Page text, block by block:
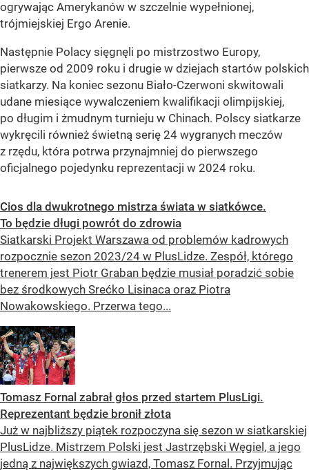
ogrywając Amerykanów w szczelnie wypełnionej,
trójmiejskiej Ergo Arenie.
Następnie Polacy sięgnęli po mistrzostwo Europy,
pierwsze od 2009 roku i drugie w dziejach startów polskich
siatkarzy. Na koniec sezonu Biało-Czerwoni skwitowali
udane miesiące wywalczeniem kwalifikacji olimpijskiej,
po długim i żmudnym turnieju w Chinach. Polscy siatkarze
wykręcili również świetną serię 24 wygranych meczów
z rzędu, która potrwa przynajmniej do pierwszego
oficjalnego pojedynku reprezentacji w 2024 roku.
Cios dla dwukrotnego mistrza świata w siatkówce.
To będzie długi powrót do zdrowia
Siatkarski Projekt Warszawa od problemów kadrowych
rozpocznie sezon 2023/24 w PlusLidze. Zespół, którego
trenerem jest Piotr Graban będzie musiał poradzić sobie
bez środkowych Srećko Lisinaca oraz Piotra
Nowakowskiego. Przerwa tego...
Tomasz Fornal zabrał głos przed startem PlusLigi.
Reprezentant będzie bronił złota
Już w najbliższy piątek rozpoczyna się sezon w siatkarskiej
PlusLidze. Mistrzem Polski jest Jastrzębski Węgiel, a jego
jedną z największych gwiazd, Tomasz Fornal. Przyjmując